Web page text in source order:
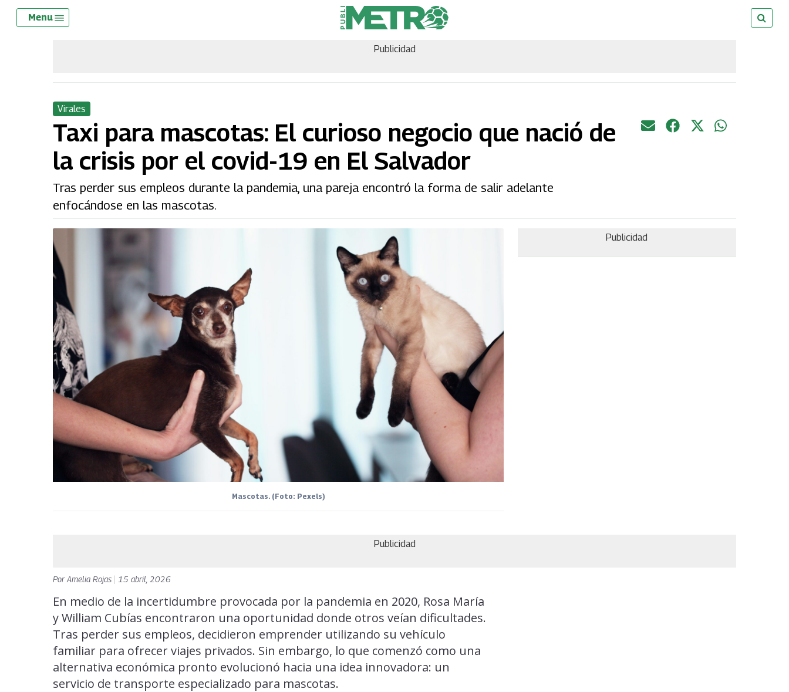
Skip
Menu
Publicidad
Virales
Taxi para mascotas: El curioso negocio que nació de
la crisis por el covid-19 en El Salvador
Tras perder sus empleos durante la pandemia, una pareja encontró la forma de salir adelante
enfocándose en las mascotas.
Mascotas. (Foto: Pexels)
Publicidad
Publicidad
PorAmelia Rojas 15 abril, 2026
En medio de la incertidumbre provocada por la pandemia en 2020, Rosa María
y William Cubías encontraron una oportunidad donde otros veían dificultades.
Tras perder sus empleos, decidieron emprender utilizando su vehículo
familiar para ofrecer viajes privados. Sin embargo, lo que comenzó como una
alternativa económica pronto evolucionó hacia una idea innovadora: un
servicio de transporte especializado para mascotas.
Menu